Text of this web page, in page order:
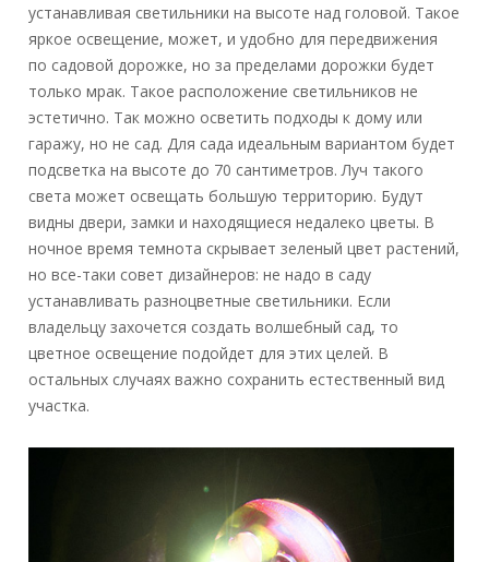
устанавливая светильники на высоте над головой. Такое
яркое освещение, может, и удобно для передвижения
по садовой дорожке, но за пределами дорожки будет
только мрак. Такое расположение светильников не
эстетично. Так можно осветить подходы к дому или
гаражу, но не сад. Для сада идеальным вариантом будет
подсветка на высоте до 70 сантиметров. Луч такого
света может освещать большую территорию. Будут
видны двери, замки и находящиеся недалеко цветы. В
ночное время темнота скрывает зеленый цвет растений,
но все-таки совет дизайнеров: не надо в саду
устанавливать разноцветные светильники. Если
владельцу захочется создать волшебный сад, то
цветное освещение подойдет для этих целей. В
остальных случаях важно сохранить естественный вид
участка.